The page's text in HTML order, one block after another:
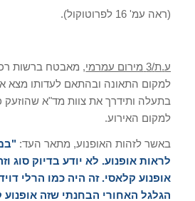
(ראה עמ' 16 לפרוטוקול).
ע.ת/3 מירום עמרמי, מאבטח ברשות
למקום התאונה ובהתאם לעדותו מצא
בתעלה ותידרך את צוות מד"א שהוזעק
למקום האירוע.
באשר לזהות האופנוע, מתאר העד:
"
לראות אופנוע. לא יודע בדיוק סוג
אופנוע קלאסי.זה היה כמו הרלי
הגלגל האחורי הבחנתי שזה אופנוע